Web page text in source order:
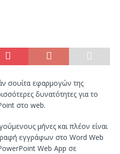
σουίτα εφαρμογών της
δυνατότητες για το
στο web.
μήνες και πλέον είναι
εγγράφων στο Word Web
Web App σε